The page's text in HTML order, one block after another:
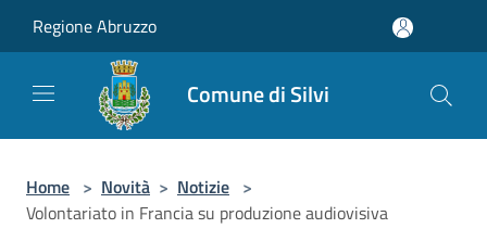
Regione Abruzzo
Comune di Silvi
Home > Novità > Notizie >
Volontariato in Francia su produzione audiovisiva